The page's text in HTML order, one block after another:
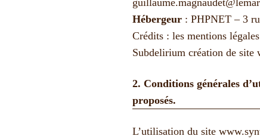
Hébergeur : PHPNET – 3
Crédits : les mentions
Subdelirium création de site
2. Conditions générales
proposés.
L’utilisation du site